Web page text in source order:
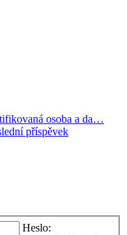
osoba a da…
příspěvek
Heslo: